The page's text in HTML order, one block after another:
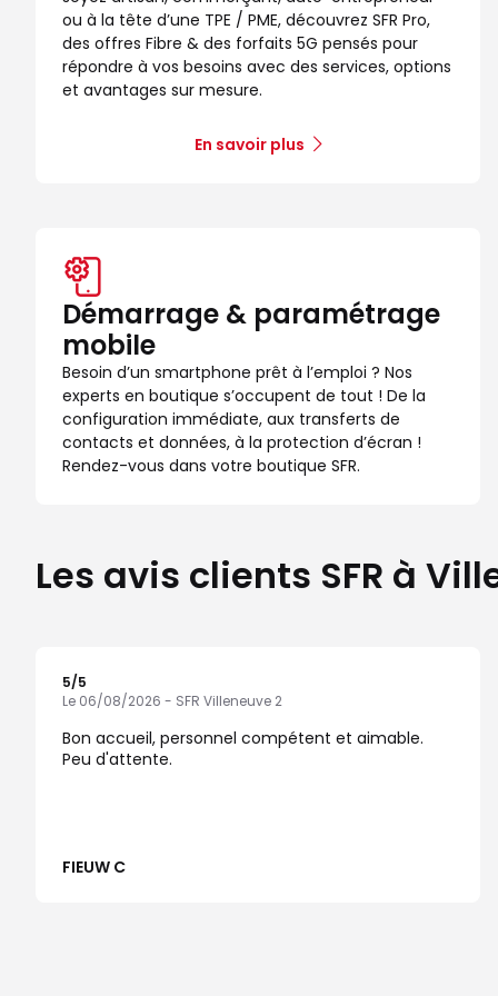
Voir la boutique
Boutique SFR Englos
C Cial Englos Auchan
59320 Englos
Prendre
Voir la boutique
ou à la tête d’une TPE / PME, découvrez SFR Pro,
des offres Fibre & des forfaits 5G pensés pour
répondre à vos besoins avec des services, options
et avantages sur mesure.
En savoir plus
Démarrage & paramétrage
mobile
Besoin d’un smartphone prêt à l’emploi ? Nos
experts en boutique s’occupent de tout ! De la
configuration immédiate, aux transferts de
contacts et données, à la protection d’écran !
Rendez-vous dans votre boutique SFR.
Les avis clients SFR à
5/5
Le 06/08/2026 - SFR Villeneuve 2
Bon accueil, personnel compétent et aimable.
Peu d'attente.
FIEUW C